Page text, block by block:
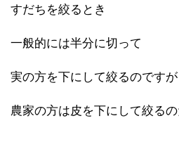
すだちを絞るとき
一般的には半分に切って
実の方を下にして絞るのですが
農家の方は皮を下にして絞る